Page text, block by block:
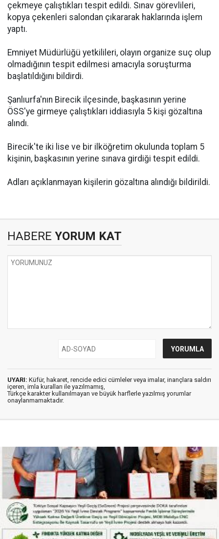
çekmeye çalıştıkları tespit edildi. Sınav görevlileri,
kopya çekenleri salondan çıkararak haklarında işlem
yaptı.
Emniyet Müdürlüğü yetkilileri, olayın organize suç olup
olmadığının tespit edilmesi amacıyla soruşturma
başlatıldığını bildirdi.
Şanlıurfa'nın Birecik ilçesinde, başkasının yerine
ÖSS'ye girmeye çalıştıkları iddiasıyla 5 kişi gözaltına
alındı.
Birecik'te iki lise ve bir ilköğretim okulunda toplam 5
kişinin, başkasının yerine sınava girdiği tespit edildi.
Adları açıklanmayan kişilerin gözaltına alındığı bildirildi.
HABERE YORUM KAT
UYARI: Küfür, hakaret, rencide edici cümleler veya imalar, inançlara saldırı
içeren, imla kuralları ile yazılmamış,
Türkçe karakter kullanılmayan ve büyük harflerle yazılmış yorumlar
onaylanmamaktadır.